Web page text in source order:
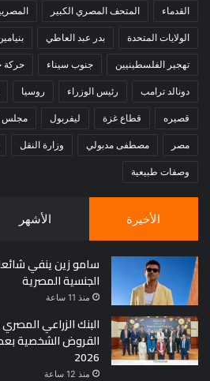
المنتخب أمام نيجيريا. ووفق شهود من
عندما تجاهل محمود أشرف مصافحة
مطالبًا بإخراجه من الملعب لاستكمال
على مواقع التواصل الاجتماعي وأصبح
مسيرة عمر عصر تمثل نموذجًا فريدًا
والعالمية من جهة، والصعوبات
الانضباط واللوائح الدولية من جهة أخرى.
تبقى القصة المستمرة لعمر عصر
القدماء المتحف المصري الكبير
الولايات المتحدة بدر عبد العاطي
تهجير الفلسطينيين جنوب سيناء
دونالد ترامب رئيس الوزراء روسيا
قصيره قطاع غزة ليفربول مجلس
مصر مصطفى مدبولي وزارة النقل
وصفات طبيعية
الأخيرة الأشهر
سامو زين ينفي
الجنسية المصرية
منذ 11 ساعة
البنك الزراعي
القروض الشخصية بعد
2026
منذ 12 ساعة